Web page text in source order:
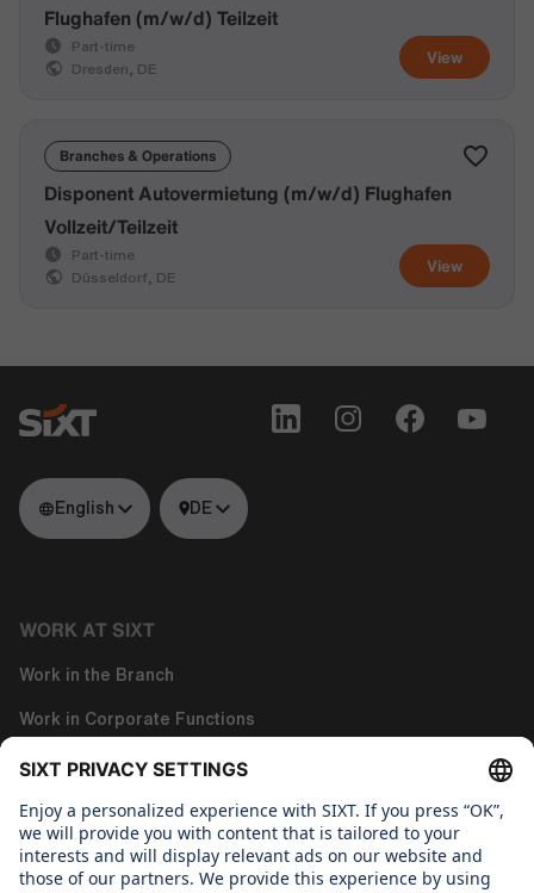
View
Flughafen (m/w/d) Teilzeit
Part-time
Dresden, DE
Branches & Operations
View
Disponent Autovermietung (m/w/d) Flughafen
Vollzeit/Teilzeit
Part-time
Düsseldorf, DE
English DE
WORK AT SIXT
Work in the Branch
Work in Corporate Functions
Work in Tech
About us
WHAT WE CARE ABOUT